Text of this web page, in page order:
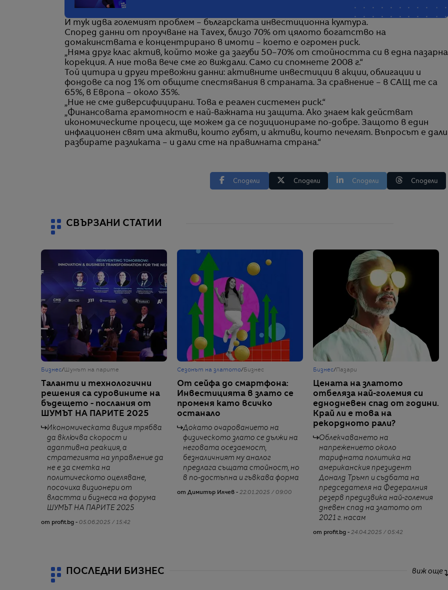
И тук идва големият проблем – българската инвестиционна култура.
Според данни от проучване на Tavex, близо 70% от цялото богатство на
домакинствата е концентрирано в имоти – което е огромен риск.
„Няма друг клас актив, който може да загуби 50–70% от стойността си в една пазарна
корекция. А ние това вече сме го виждали. Само си спомнете 2008 г.“
Той цитира и други тревожни данни: активните инвестиции в акции, облигации и
фондове са под 1% от общите спестявания в страната. За сравнение – в САЩ те са
65%, в Европа – около 35%.
„Ние не сме диверсифицирани. Това е реален системен риск.“
„Финансовата грамотност е най-важната ни защита. Ако знаем как действат
икономическите процеси, ще можем да се позиционираме по-добре. Защото в един
инфлационен свят има активи, които губят, и активи, които печелят. Въпросът е дали
разбирате разликата – и дали сте на правилната страна.“
Сподели Сподели Сподели Сподели
СВЪРЗАНИ СТАТИИ
Бизнес/Шумът на парите
Таланти и технологични
решения са суровините на
бъдещето - послания от
ШУМЪТ НА ПАРИТЕ 2025
Икономическата визия трябва
да включва скорост и
адаптивна реакция, а
стратегията на управление да
не е за сметка на
политическото оцеляване,
посочиха визионери от
властта и бизнеса на форума
ШУМЪТ НА ПАРИТЕ 2025
от profit.bg - 05.06.2025 / 15:42
Сезонът на златото/Бизнес
От сейфа до смартфона:
Инвестицията в злато се
променя като всичко
останало
Докато очарованието на
физическото злато се дължи на
неговата осезаемост,
безналичният му аналог
предлага същата стойност, но
в по-достъпна и гъвкава форма
от Димитър Илчев - 22.01.2025 / 09:00
Бизнес/Пазари
Цената на златото
отбеляза най-големия си
еднодневен спад от години.
Край ли е това на
рекордното рали?
Облекчаването на
напрежението около
тарифната политика на
американския президент
Доналд Тръмп и съдбата на
председателя на Федералния
резерв предизвика най-големия
дневен спад на златото от
2021 г. насам
от profit.bg - 24.04.2025 / 05:42
ПОСЛЕДНИ БИЗНЕС виж още